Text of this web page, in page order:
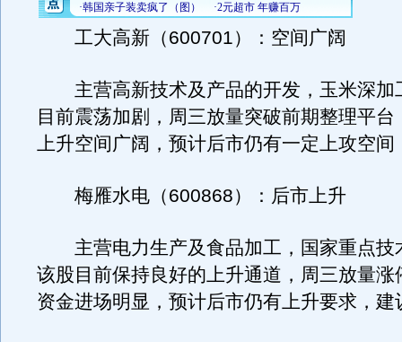
工大高新（600701）：空间广阔
主营高新技术及产品的开发，玉米深加
目前震荡加剧，周三放量突破前期整理平台
上升空间广阔，预计后市仍有一定上攻空间
梅雁水电（600868）：后市上升
主营电力生产及食品加工，国家重点技
该股目前保持良好的上升通道，周三放量涨
资金进场明显，预计后市仍有上升要求，建